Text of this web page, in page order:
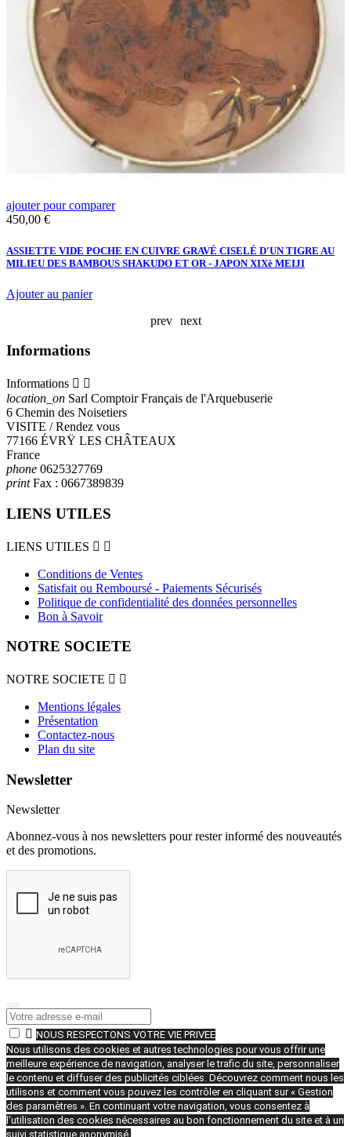
ajouter pour comparer
Prix
450,00 €
ASSIETTE VIDE POCHE EN CUIVRE GRAVÉ CISELÉ D'UN TIGRE AU
MILIEU DES BAMBOUS SHAKUDO ET OR - JAPON XIXè MEIJI
Ajouter au panier
prev
next
Informations
Informations  
location_on Sarl Comptoir Français de l'Arquebuserie
6 Chemin des Noisetiers
VISITE / Rendez vous
77166 ÉVRŸ LES CHÂTEAUX
France
phone 0625327769
printFax : 0667389839
LIENS UTILES
LIENS UTILES  
Conditions de Ventes
Satisfait ou Remboursé - Paiements Sécurisés
Politique de confidentialité des données personnelles
Bon à Savoir
NOTRE SOCIETE
NOTRE SOCIETE  
Mentions légales
Présentation
Contactez-nous
Plan du site
Newsletter
Newsletter
Abonnez-vous à nos newsletters pour rester informé des nouveautés
et des promotions.
 NOUS RESPECTONS VOTRE VIE PRIVEE
Nous utilisons des cookies et autres technologies pour vous offrir une
meilleure expérience de navigation, analyser le trafic du site, personnaliser
le contenu et diffuser des publicités ciblées. Découvrez comment nous les
utilisons et comment vous pouvez les contrôler en cliquant sur « Gestion
des paramètres ». En continuant votre navigation, vous consentez à
l’utilisation des cookies nécessaires au bon fonctionnement du site et à un
suivi statistique anonymisé.